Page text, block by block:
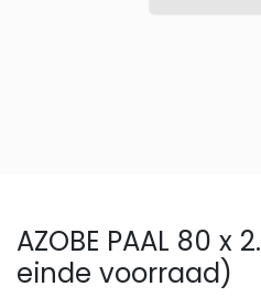
AZOBE PAAL 80 x
einde voorraad)